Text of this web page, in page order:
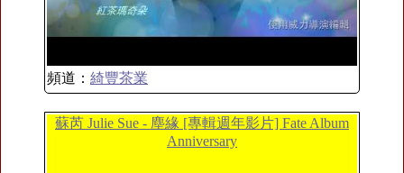
頻道： 綺豐茶業
蘇芮 Julie Sue - 塵緣 [專輯週年影片] Fate Album
Anniversary